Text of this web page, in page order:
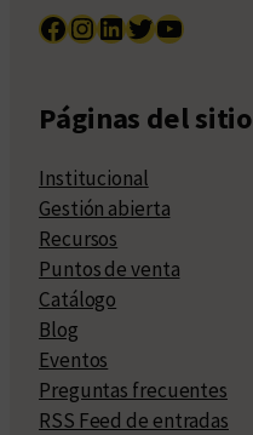
Facebook InstagramLinkedIn Twitter YouTube
Páginas del sitio
Institucional
Gestión abierta
Recursos
Puntos de venta
Catálogo
Blog
Eventos
Preguntas frecuentes
RSS Feed de entradas